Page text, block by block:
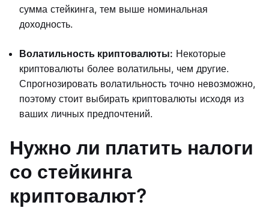
сумма стейкинга, тем выше номинальная
доходность.
Волатильность криптовалюты: Некоторые
криптовалюты более волатильны, чем другие.
Спрогнозировать волатильность точно невозможно,
поэтому стоит выбирать криптовалюты исходя из
ваших личных предпочтений.
Нужно ли платить налоги
со стейкинга
криптовалют?